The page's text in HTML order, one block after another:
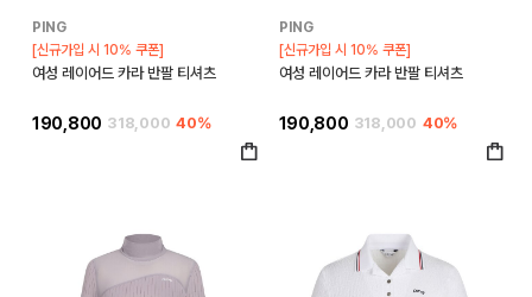
PING
[신규가입 시 10% 쿠폰]
여성 레이어드 카라 반팔 티셔츠
190,800 318,000 40%
PING
[신규가입 시 10% 쿠폰]
여성 레이어드 카라 반팔 티셔츠
190,800 318,000 40%